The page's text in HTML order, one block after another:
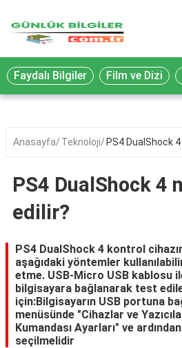
Eğitim
Ekonomi
Seyahat
Oyun
Yaşam
Hukuk
Blog
Faydalı Bilgiler Film ve Dizi
Anasayfa Teknoloji PS4 DualShock
PS4 DualShock 4
edilir?
PS4 DualShock 4 kontrol
aşağıdaki yöntemler
etme. USB-Micro USB kablosu
bilgisayara bağlanarak test
için:Bilgisayarın USB portuna
menüsünde "Cihazlar ve
Kumandası Ayarları" ve
seçilmelidir